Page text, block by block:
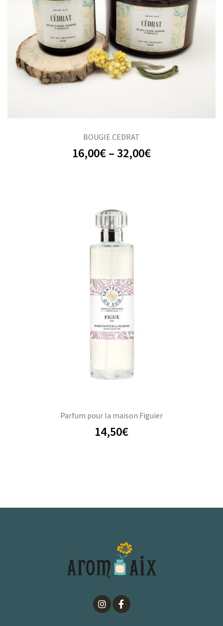
BOUGIE CEDRAT
16,00€– 32,00€
Parfum pour la maison Figuier
14,50€